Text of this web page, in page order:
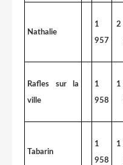
Nathalie
1
957
2
Rafles sur la
ville
1
958
1
Tabarin
1
958
1